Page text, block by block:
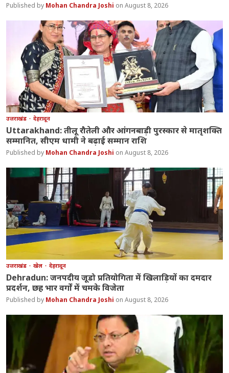
Mohan Chandra Joshi August 8, 2026
उत्तराखंड देहरादून
Uttarakhand: तीलू रौतेली और आंगनबाड़ी पुरस्कार से मातृशक्ति
सम्मानित, सीएम धामी ने बढ़ाई सम्मान राशि
Mohan Chandra Joshi August 8, 2026
उत्तराखंड खेल देहरादून
Dehradun: जनपदीय जूडो प्रतियोगिता में खिलाड़ियों का दमदार
प्रदर्शन, छह भार वर्गों में चमके विजेता
Mohan Chandra Joshi August 8, 2026